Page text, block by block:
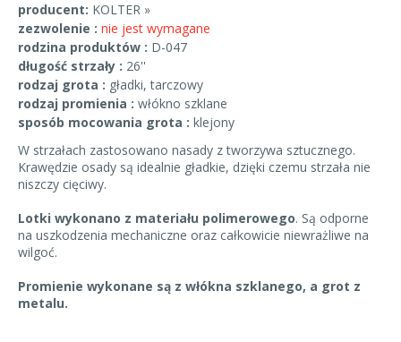
producent: KOLTER »
zezwolenie : nie jest wymagane
rodzina produktów : D-047
długość strzały : 26''
rodzaj grota : gładki, tarczowy
rodzaj promienia : włókno szklane
sposób mocowania grota : klejony
W strzałach zastosowano nasady z tworzywa sztucznego.
Krawędzie osady są idealnie gładkie, dzięki czemu strzała nie
niszczy cięciwy.
Lotki wykonano z materiału polimerowego. Są odporne
na uszkodzenia mechaniczne oraz całkowicie niewrażliwe na
wilgoć.
Promienie wykonane są z włókna szklanego, a grot z
metalu.